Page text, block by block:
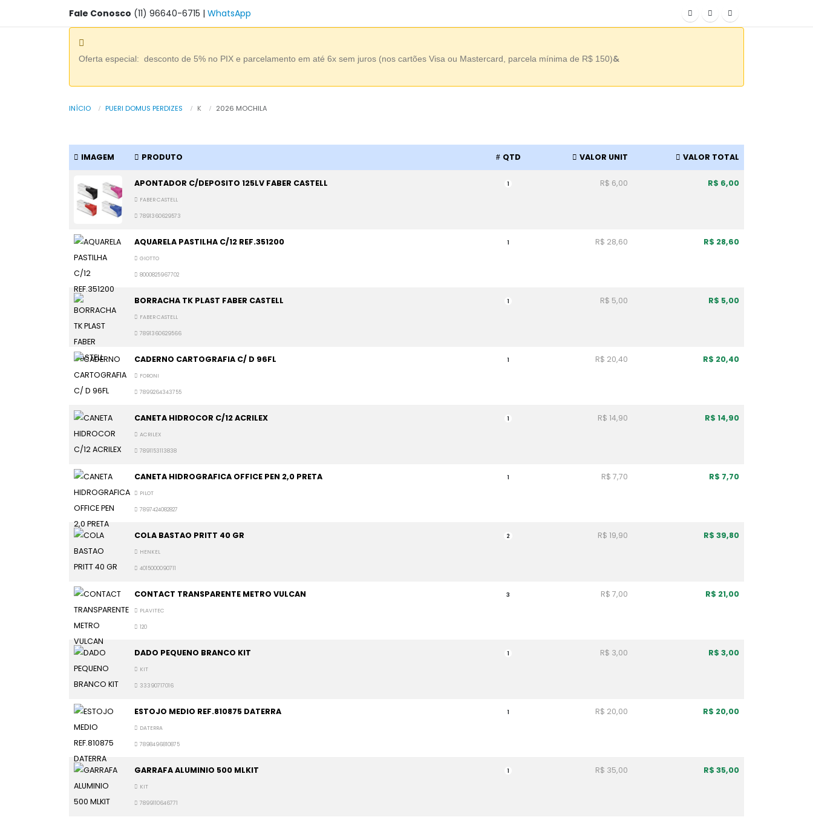
Fale Conosco (11) 96640-6715 | WhatsApp
Oferta especial: desconto de 5% no PIX e parcelamento em até 6x sem juros (nos cartões Visa ou Mastercard, parcela mínima de R$ 150)&
INÍCIO PUERI DOMUS PERDIZES K 2026 MOCHILA
IMAGEM PRODUTO QTD VALOR UNIT VALOR TOTAL
APONTADOR C/DEPOSITO 125LV FABER CASTELL
FABER CASTELL
7891360629573
1 R$ 6,00 R$ 6,00
AQUARELA PASTILHA C/12 REF.351200
GIOTTO
8000825967702
1 R$ 28,60 R$ 28,60
BORRACHA TK PLAST FABER CASTELL
FABER CASTELL
7891360629566
1 R$ 5,00 R$ 5,00
CADERNO CARTOGRAFIA C/ D 96FL
FORONI
7899264343755
1 R$ 20,40 R$ 20,40
CANETA HIDROCOR C/12 ACRILEX
ACRILEX
7891153113838
1 R$ 14,90 R$ 14,90
CANETA HIDROGRAFICA OFFICE PEN 2,0 PRETA
PILOT
7897424082827
1 R$ 7,70 R$ 7,70
COLA BASTAO PRITT 40 GR
HENKEL
4015000090711
2 R$ 19,90 R$ 39,80
CONTACT TRANSPARENTE METRO VULCAN
PLAVITEC
120
3 R$ 7,00 R$ 21,00
DADO PEQUENO BRANCO KIT
KIT
33390717016
1 R$ 3,00 R$ 3,00
ESTOJO MEDIO REF.810875 DATERRA
DATERRA
7898496810875
1 R$ 20,00 R$ 20,00
GARRAFA ALUMINIO 500 MLKIT
KIT
7899110646771
1 R$ 35,00 R$ 35,00